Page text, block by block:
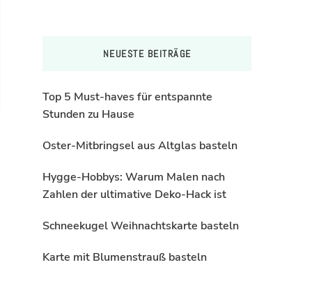
NEUESTE BEITRÄGE
Top 5 Must-haves für entspannte
Stunden zu Hause
Oster-Mitbringsel aus Altglas basteln
Hygge-Hobbys: Warum Malen nach
Zahlen der ultimative Deko-Hack ist
Schneekugel Weihnachtskarte basteln
Karte mit Blumenstrauß basteln